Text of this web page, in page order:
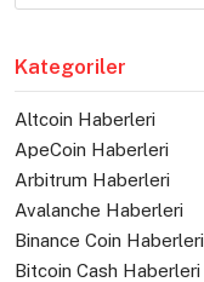
Kategoriler
Altcoin Haberleri
ApeCoin Haberleri
Arbitrum Haberleri
Avalanche Haberleri
Binance Coin Haberleri
Bitcoin Cash Haberleri